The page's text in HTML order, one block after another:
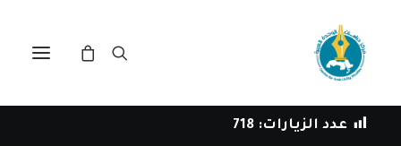
فيمراجعة اصدارات
عدد الزيارات: 718